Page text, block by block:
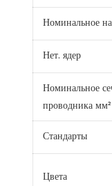
Номинальное
Нет. ядер
Номинальное
проводника мм²
Стандарты
Цвета